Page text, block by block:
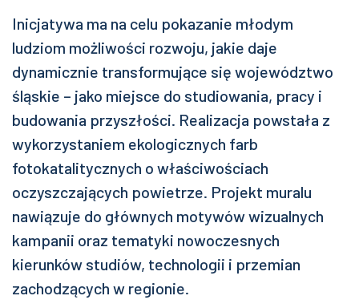
Inicjatywa ma na celu pokazanie młodym
ludziom możliwości rozwoju, jakie daje
dynamicznie transformujące się województwo
śląskie – jako miejsce do studiowania, pracy i
budowania przyszłości. Realizacja powstała z
wykorzystaniem ekologicznych farb
fotokatalitycznych o właściwościach
oczyszczających powietrze. Projekt muralu
nawiązuje do głównych motywów wizualnych
kampanii oraz tematyki nowoczesnych
kierunków studiów, technologii i przemian
zachodzących w regionie.